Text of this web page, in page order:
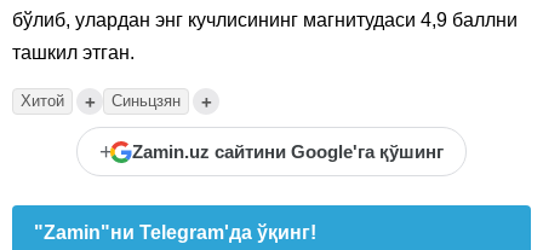
бўлиб, улардан энг кучлисининг магнитудаси 4,9 баллни
ташкил этган.
Хитой + Синьцзян +
+ Zamin.uz сайтини Google'га қўшинг
"Zamin"ни Telegram'да ўқинг!